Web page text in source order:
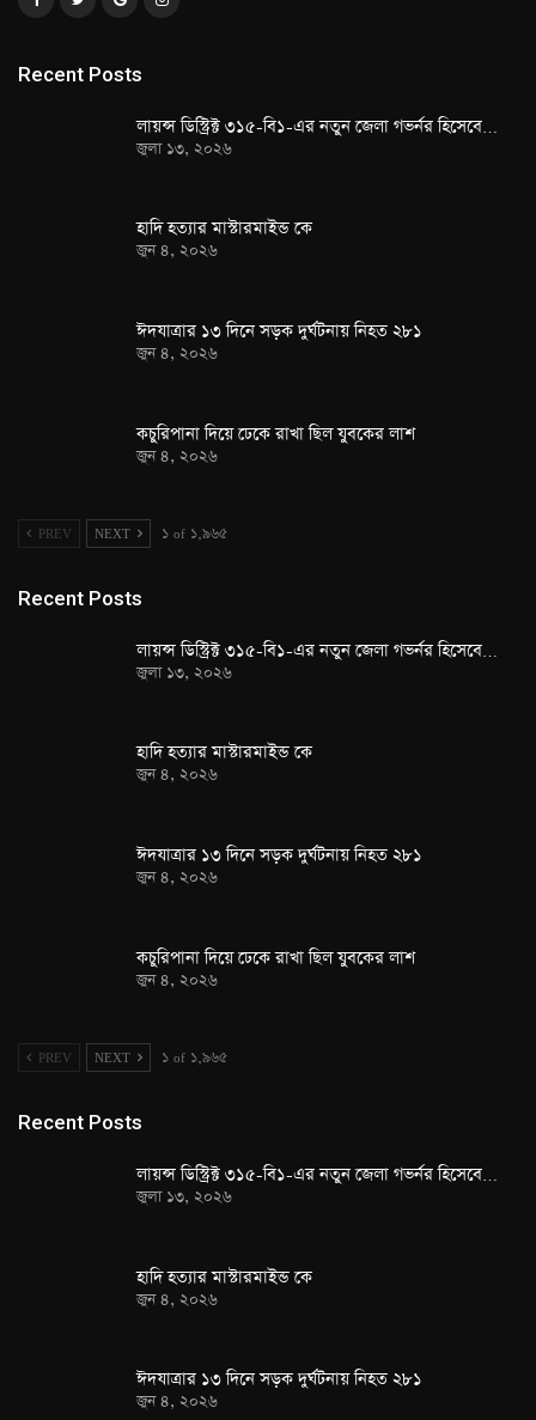
Recent Posts
লায়ন্স ডিস্ট্রিক্ট ৩১৫-বি১-এর নতুন জেলা গভর্নর হিসেবে…
জুলা ১৩, ২০২৬
হাদি হত্যার মাস্টারমাইন্ড কে
জুন ৪, ২০২৬
ঈদযাত্রার ১৩ দিনে সড়ক দুর্ঘটনায় নিহত ২৮১
জুন ৪, ২০২৬
কচুরিপানা দিয়ে ঢেকে রাখা ছিল যুবকের লাশ
জুন ৪, ২০২৬
PREV NEXT ১ of ১,৯৬৫
Recent Posts
লায়ন্স ডিস্ট্রিক্ট ৩১৫-বি১-এর নতুন জেলা গভর্নর হিসেবে…
জুলা ১৩, ২০২৬
হাদি হত্যার মাস্টারমাইন্ড কে
জুন ৪, ২০২৬
ঈদযাত্রার ১৩ দিনে সড়ক দুর্ঘটনায় নিহত ২৮১
জুন ৪, ২০২৬
কচুরিপানা দিয়ে ঢেকে রাখা ছিল যুবকের লাশ
জুন ৪, ২০২৬
PREV NEXT ১ of ১,৯৬৫
Recent Posts
লায়ন্স ডিস্ট্রিক্ট ৩১৫-বি১-এর নতুন জেলা গভর্নর হিসেবে…
জুলা ১৩, ২০২৬
হাদি হত্যার মাস্টারমাইন্ড কে
জুন ৪, ২০২৬
ঈদযাত্রার ১৩ দিনে সড়ক দুর্ঘটনায় নিহত ২৮১
জুন ৪, ২০২৬